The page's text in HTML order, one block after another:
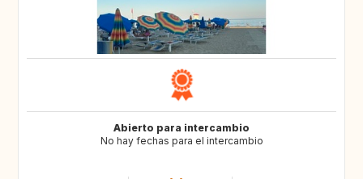
Abierto para intercambio
No hay fechas para el intercambio